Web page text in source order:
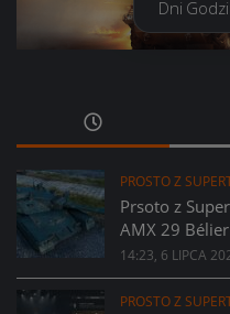
Dni
PROSTO Z
Prsoto z
AMX 29 Bélier
14:23, 6 LIPCA
PROSTO Z